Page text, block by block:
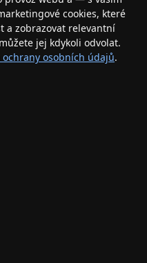
a s jistotou.
cookies, které
a zobrazovat relevantní
jej kdykoli odvolat.
ochrany osobních údajů.